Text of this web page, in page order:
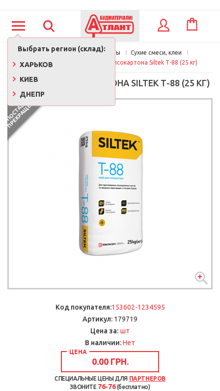
Выбрать регион (склад):
ХАРЬКОВ
КИЕВ
ДНЕПР
КОРЗИНА
Главная Стройматериалы
Сухие смеси, клеи
Клеящие смеси
Клей для гипсокартона Siltek Т-88 (25 кг)
КЛЕЙ ДЛЯ ГИПСОКАРТОНА SILTEK Т-88 (25 КГ)
П
О
С
Т
А
В
К
И
П
Р
Е
К
Р
А
Щ
Е
Н
Ы
Код покупателя:153602-1234595
Артикул: 179719
Цена за: шт
В наличии:Нет
ЦЕНА
0.00 ГРН.
СПЕЦИАЛЬНЫЕ ЦЕНЫ ДЛЯ ПАРТНЕРОВ
ЗВОНИТЕ 76-76(бесплатно)